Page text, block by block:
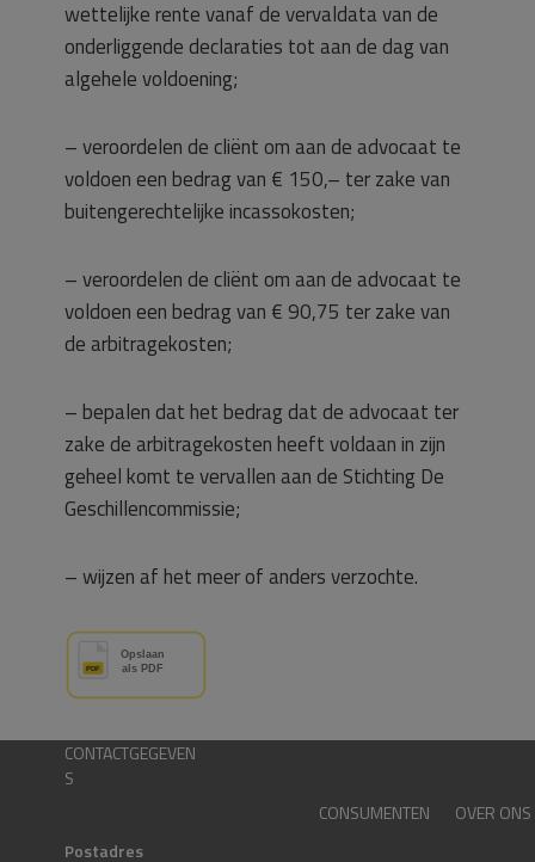
wettelijke rente vanaf de vervaldata van de
onderliggende declaraties tot aan de dag van
algehele voldoening;
– veroordelen de cliënt om aan de advocaat te
voldoen een bedrag van € 150,– ter zake van
buitengerechtelijke incassokosten;
– veroordelen de cliënt om aan de advocaat te
voldoen een bedrag van € 90,75 ter zake van
de arbitragekosten;
– bepalen dat het bedrag dat de advocaat ter
zake de arbitragekosten heeft voldaan in zijn
geheel komt te vervallen aan de Stichting De
Geschillencommissie;
– wijzen af het meer of anders verzochte.
CONTACTGEGEVEN
S
Postadres
CONSUMENTEN OVER ONS